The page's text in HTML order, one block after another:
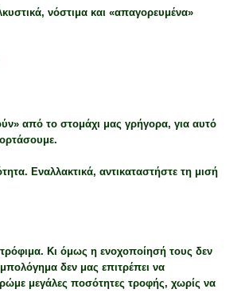
νόστιμα και «απαγορευμένα»
από το στομάχι μας γρήγορα, για αυτό
Εναλλακτικά, αντικαταστήστε τη μισή
Κι όμως η ενοχοποίησή τους δεν
δεν μας επιτρέπει να
μεγάλες ποσότητες τροφής, χωρίς να